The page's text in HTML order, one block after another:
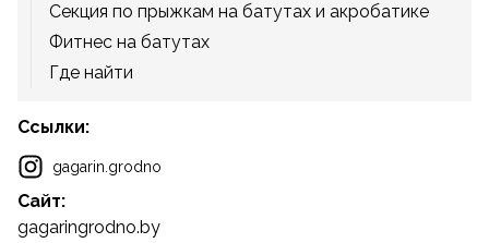
Секция по прыжкам на батутах и акробатике
Фитнес на батутах
Где найти
Ссылки:
gagarin.grodno
Сайт:
gagaringrodno.by